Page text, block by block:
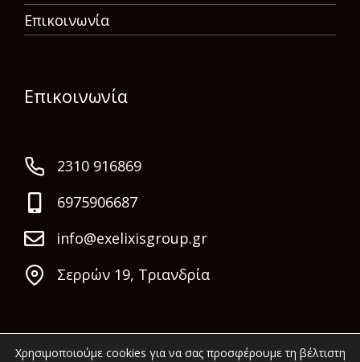
Επικοινωνία
Επικοινωνία
2310 916869
6975906687
info@exelixisgroup.gr
Σερρών 19, Τριανδρία
Χρησιμοποιούμε cookies για να σας προσφέρουμε τη βέλτιστη